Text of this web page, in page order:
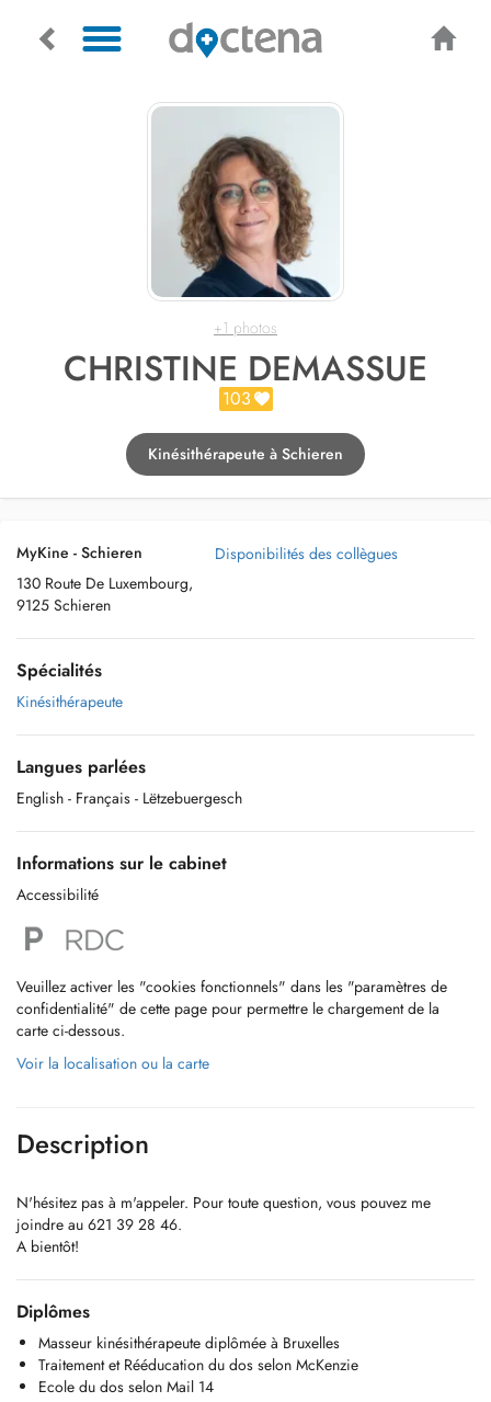
+1 photos
CHRISTINE DEMASSUE
103
Kinésithérapeute à Schieren
MyKine - Schieren
130 Route De Luxembourg,
9125 Schieren
Disponibilités des collègues
Spécialités
Kinésithérapeute
Langues parlées
English - Français - Lëtzebuergesch
Informations sur le cabinet
Accessibilité
Veuillez activer les "cookies fonctionnels" dans les "paramètres de
confidentialité" de cette page pour permettre le chargement de la
carte ci-dessous.
Voir la localisation ou la carte
Description
N'hésitez pas à m'appeler. Pour toute question, vous pouvez me
joindre au 621 39 28 46.
A bientôt!
Diplômes
Masseur kinésithérapeute diplômée à Bruxelles
Traitement et Rééducation du dos selon McKenzie
Ecole du dos selon Mail 14